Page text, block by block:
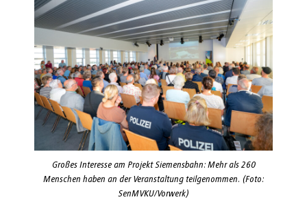
Großes Interesse am Projekt Siemensbahn: Mehr als 260
Menschen haben an der Veranstaltung teilgenommen. (Foto:
SenMVKU/Vorwerk)